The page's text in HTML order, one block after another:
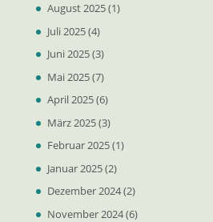
August 2025(1)
Juli 2025(4)
Juni 2025(3)
Mai 2025(7)
April 2025(6)
März 2025(3)
Februar 2025(1)
Januar 2025(2)
Dezember 2024(2)
November 2024(6)